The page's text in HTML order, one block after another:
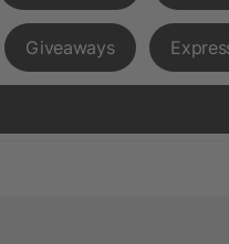
Giveaways